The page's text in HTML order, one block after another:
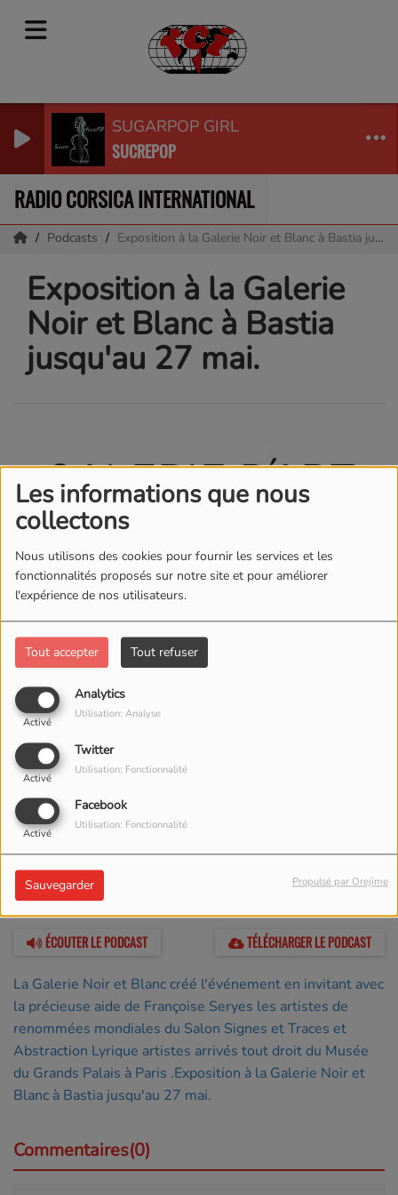
Les informations que nous
collectons
Nous utilisons des cookies pour fournir les services et les
fonctionnalités proposés sur notre site et pour améliorer
l'expérience de nos utilisateurs.
Tout accepter Tout refuser
Analytics
Activé
Utilisation: Analyse
Twitter
Activé
Utilisation: Fonctionnalité
Facebook
Activé
Utilisation: Fonctionnalité
Sauvegarder Propulsé par Orejime
SUGARPOP GIRL
SUCREPOP
RADIO CORSICA INTERNATIONAL
Podcasts Exposition à la Galerie Noir et Blanc à Bastia jusqu'au 27 mai.
Exposition à la Galerie
Noir et Blanc à Bastia
jusqu'au 27 mai.
05 MAI 2023 -
VUES
ÉCOUTER LE PODCAST TÉLÉCHARGER LE PODCAST
La Galerie Noir et Blanc créé l'événement en invitant avec
la précieuse aide de Françoise Seryes les artistes de
renommées mondiales du Salon Signes et Traces et
Abstraction Lyrique artistes arrivés tout droit du Musée
du Grands Palais à Paris .Exposition à la Galerie Noir et
Blanc à Bastia jusqu'au 27 mai.
Commentaires(0)